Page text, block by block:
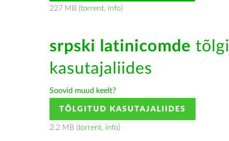
227 MB (torrent, info)
srpski latinicomde
kasutajaliides
Soovid muud keelt?
TÕLGITUD KASUTAJALIIDES
2.2 MB (torrent, info)